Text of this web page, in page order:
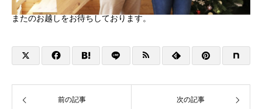
またのお越しをお待ちしております。
前の記事 次の記事